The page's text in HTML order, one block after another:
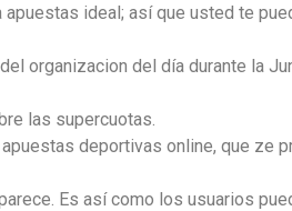
ideal; así que usted te
organizacion del día durante la
las supercuotas.
deportivas online, que ze
Es así como los usuarios